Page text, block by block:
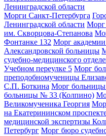
Ленинградской области
Морги Санкт-Петербурга
Ленинградской области Морг
им. Скворцова-Степанова
Фонтанке 132 Морг
Александровской больницы
судебно-медицинского
Учебном переулке 5 Морг
преподобномученицы
С.П. Боткина Морг
больницы № 33 (Колпино)
Великомученика Георгия
на Екатерининском
медицинской экспертизы
Петербург Морг бюро